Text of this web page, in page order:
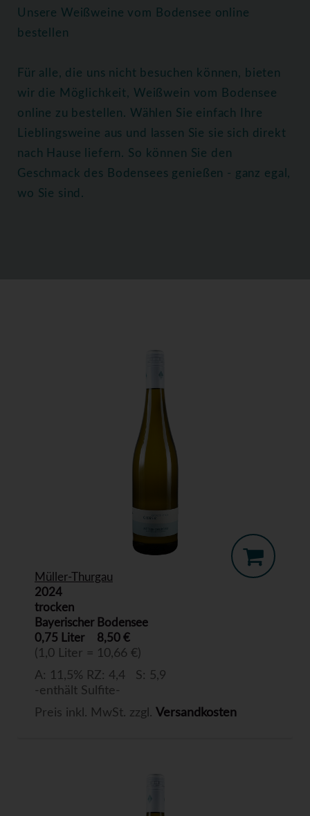
Unsere Weißweine vom Bodensee online
bestellen
Für alle, die uns nicht besuchen können, bieten
wir die Möglichkeit, Weißwein vom Bodensee
online zu bestellen. Wählen Sie einfach Ihre
Lieblingsweine aus und lassen Sie sie sich direkt
nach Hause liefern. So können Sie den
Geschmack des Bodensees genießen - ganz egal,
wo Sie sind.
Müller-Thurgau
2024
trocken
Bayerischer Bodensee
0,75 Liter
8,50 €
(1,0 Liter = 10,66 €)
A: 11,5% RZ: 4,4 S: 5,9
-enthält Sulfite-
Preis inkl. MwSt. zzgl. Versandkosten